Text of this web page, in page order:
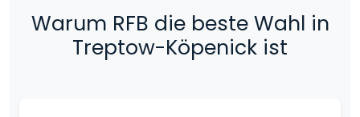
Warum RFB die beste Wahl in
Treptow-Köpenick ist